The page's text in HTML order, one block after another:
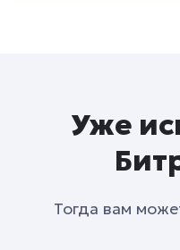
Уже
Тогда вам